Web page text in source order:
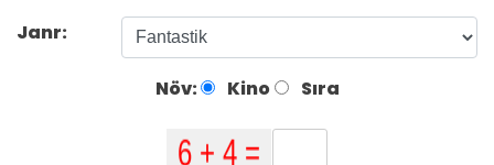
Janr:
Növ: Kino Sıra